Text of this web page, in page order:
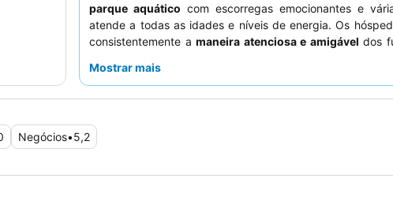
parque aquático com escorregas emocionantes e
atende a todas as idades e níveis de energia. Os
consistentemente amaneira atenciosa e amigável dos
um destaque particular. Para uma experiência animada,
Mostrar mais
Negócios•5,2